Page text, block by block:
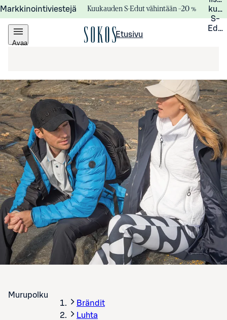
Markkinointiviestejä Kuukauden S-Edut vähintään –20 %
S-
Avaa
Etusivu
Murupolku
Brändit
Luhta